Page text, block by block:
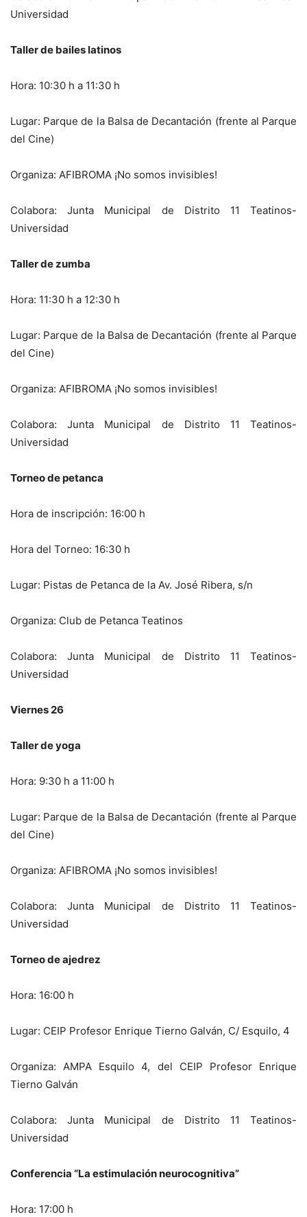
Universidad
Taller de bailes latinos
Hora: 10:30 h a 11:30 h
Lugar: Parque de la Balsa de Decantación (frente al Parque
del Cine)
Organiza: AFIBROMA ¡No somos invisibles!
Colabora: Junta Municipal de Distrito 11 Teatinos-
Universidad
Taller de zumba
Hora: 11:30 h a 12:30 h
Lugar: Parque de la Balsa de Decantación (frente al Parque
del Cine)
Organiza: AFIBROMA ¡No somos invisibles!
Colabora: Junta Municipal de Distrito 11 Teatinos-
Universidad
Torneo de petanca
Hora de inscripción: 16:00 h
Hora del Torneo: 16:30 h
Lugar: Pistas de Petanca de la Av. José Ribera, s/n
Organiza: Club de Petanca Teatinos
Colabora: Junta Municipal de Distrito 11 Teatinos-
Universidad
Viernes 26
Taller de yoga
Hora: 9:30 h a 11:00 h
Lugar: Parque de la Balsa de Decantación (frente al Parque
del Cine)
Organiza: AFIBROMA ¡No somos invisibles!
Colabora: Junta Municipal de Distrito 11 Teatinos-
Universidad
Torneo de ajedrez
Hora: 16:00 h
Lugar: CEIP Profesor Enrique Tierno Galván, C/ Esquilo, 4
Organiza: AMPA Esquilo 4, del CEIP Profesor Enrique
Tierno Galván
Colabora: Junta Municipal de Distrito 11 Teatinos-
Universidad
Conferencia “La estimulación neurocognitiva”
Hora: 17:00 h